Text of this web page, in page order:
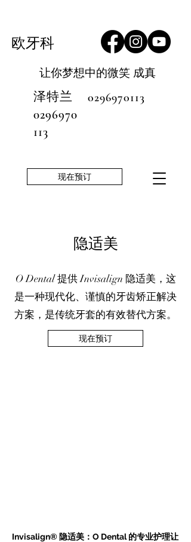
欧牙科
让你梦想中的微笑 成真
泽特兰
0296970
113
0296970113
现在预订
隐适美
O Dental 提供 Invisalign 隐适美，这
是一种现代化、谨慎的牙齿矫正解决
方案，是传统牙套的有效替代方案。
现在预订
Invisalign® 隐适美：O Dental 的专业护理让